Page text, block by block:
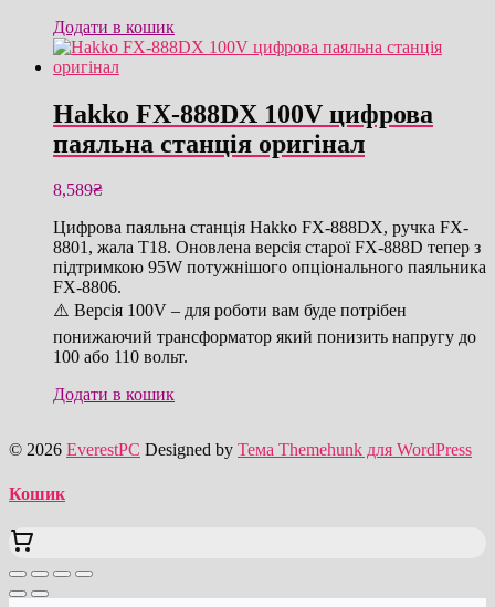
Додати в кошик
Hakko FX-888DX 100V цифрова
паяльна станція оригінал
8,589₴
Цифрова паяльна станція Hakko FX-888DX, ручка FX-
8801, жала T18. Оновлена версія старої FX-888D тепер з
підтримкою 95W потужнішого опціонального паяльника
FX-8806.
⚠️ Версія 100V – для роботи вам буде потрібен
понижаючий трансформатор який понизить напругу до
100 або 110 вольт.
Додати в кошик
© 2026 EverestPC Designed by Тема Themehunk для WordPress
Кошик